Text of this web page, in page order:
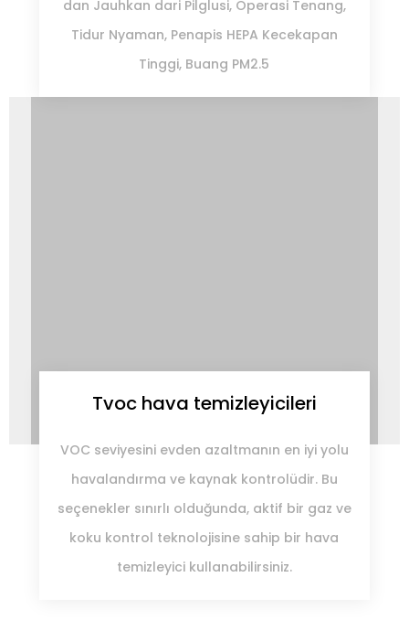
dan Jauhkan dari Pilglusi, Operasi Tenang,
Tidur Nyaman, Penapis HEPA Kecekapan
Tinggi, Buang PM2.5
Tvoc hava temizleyicileri
VOC seviyesini evden azaltmanın en iyi yolu
havalandırma ve kaynak kontrolüdir. Bu
seçenekler sınırlı olduğunda, aktif bir gaz ve
koku kontrol teknolojisine sahip bir hava
temizleyici kullanabilirsiniz.